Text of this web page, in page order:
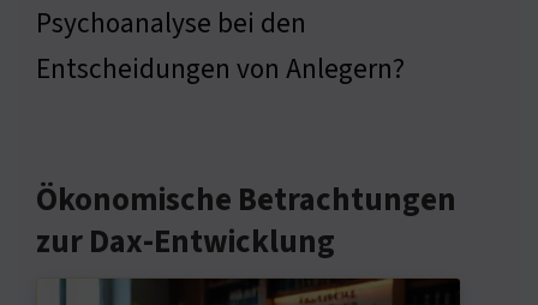
Psychoanalyse bei den
Entscheidungen von Anlegern?
Ökonomische Betrachtungen
zur Dax-Entwicklung